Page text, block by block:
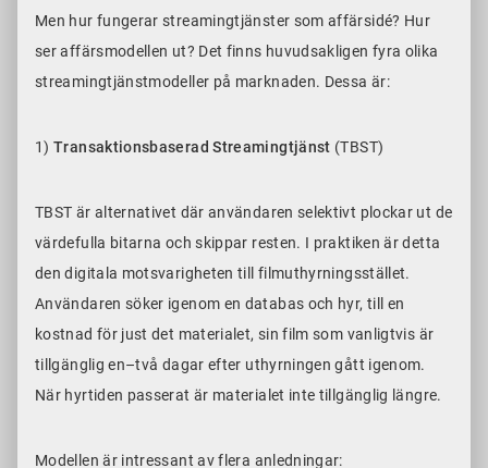
Men hur fungerar streamingtjänster som affärsidé? Hur
ser affärsmodellen ut? Det finns huvudsakligen fyra olika
streamingtjänstmodeller på marknaden. Dessa är:
1)Transaktionsbaserad Streamingtjänst (TBST)
TBST är alternativet där användaren selektivt plockar ut de
värdefulla bitarna och skippar resten. I praktiken är detta
den digitala motsvarigheten till filmuthyrningsstället.
Användaren söker igenom en databas och hyr, till en
kostnad för just det materialet, sin film som vanligtvis är
tillgänglig en–två dagar efter uthyrningen gått igenom.
När hyrtiden passerat är materialet inte tillgänglig längre.
Modellen är intressant av flera anledningar: